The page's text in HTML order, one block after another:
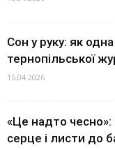
Сон у руку: як
тернопільської
15.04.2026
«Це надто
серце і листи до